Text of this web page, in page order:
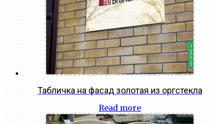
Табличка на фасад золотая из оргстекла
Read more